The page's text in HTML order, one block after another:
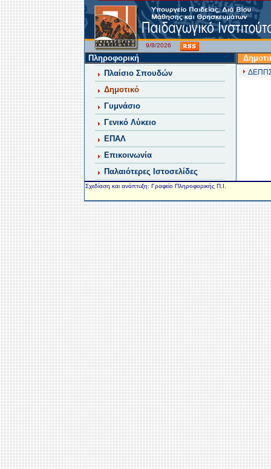
9/8/2026
Πληροφορική
Πλαίσιο Σπουδών
Δημοτικό
Γυμνάσιο
Γενικό Λύκειο
ΕΠΑΛ
Επικοινωνία
Παλαιότερες Ιστοσελίδες
ΔΕΠΠΣ
Σχεδίαση και ανάπτυξη: Γραφείο Πληροφορικής Π.Ι.